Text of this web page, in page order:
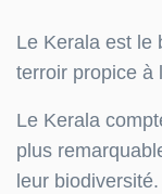
Le Kerala est le
terroir propice à
Le Kerala
plus
leur